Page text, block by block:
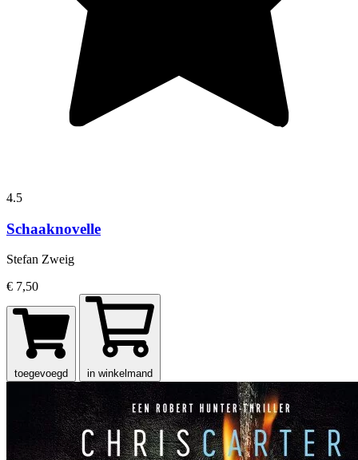
4.5
Schaaknovelle
Stefan Zweig
€ 7,50
toegevoegd in winkelmand